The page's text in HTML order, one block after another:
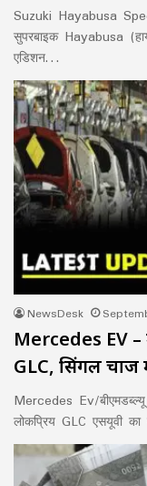
Suzuki Hayabusa
सुपरबाइक Hayabusa
एडिशन…
NewsDesk
Mercedes EV –
GLC, सिंगल
Mercedes Ev/
लोकप्रिय GLC एसयूवी